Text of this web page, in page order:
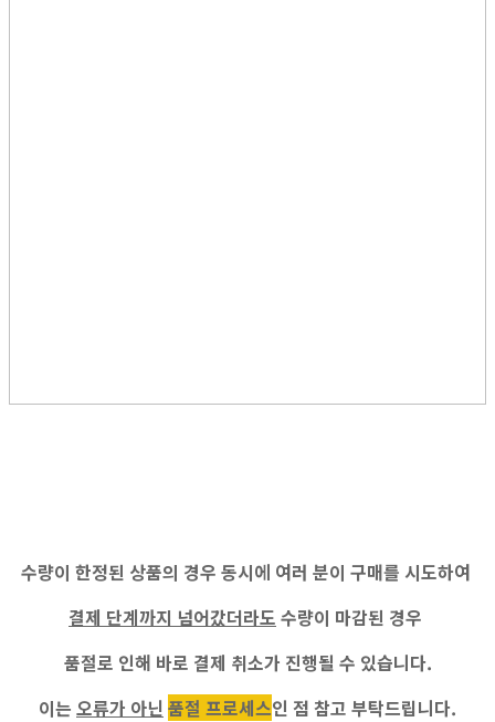
수량이 한정된 상품의 경우 동시에 여러 분이 구매를 시도하여
결제 단계까지 넘어갔더라도 수량이 마감된 경우
품절로 인해 바로 결제 취소가 진행될 수 있습니다.
이는 오류가 아닌 품절 프로세스인 점 참고 부탁드립니다.